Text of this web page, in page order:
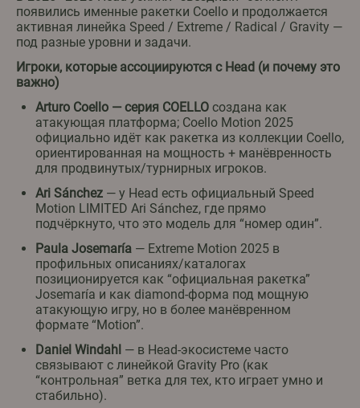
появились именные ракетки Coello и продолжается
активная линейка Speed / Extreme / Radical / Gravity —
под разные уровни и задачи.
Игроки, которые ассоциируются с Head (и почему это
важно)
Arturo Coello — серия COELLO создана как
атакующая платформа; Coello Motion 2025
официально идёт как ракетка из коллекции Coello,
ориентированная на мощность + манёвренность
для продвинутых/турнирных игроков.
Ari Sánchez — у Head есть официальный Speed
Motion LIMITED Ari Sánchez, где прямо
подчёркнуто, что это модель для “номер один”.
Paula Josemaría — Extreme Motion 2025 в
профильных описаниях/каталогах
позиционируется как “официальная ракетка”
Josemaría и как diamond-форма под мощную
атакующую игру, но в более манёвренном
формате “Motion”.
Daniel Windahl — в Head-экосистеме часто
связывают с линейкой Gravity Pro (как
“контрольная” ветка для тех, кто играет умно и
стабильно).